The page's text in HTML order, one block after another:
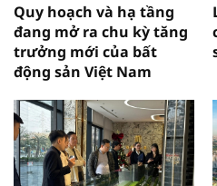
Quy hoạch và hạ tầng
đang mở ra chu kỳ tăng
trưởng mới của bất
động sản Việt Nam